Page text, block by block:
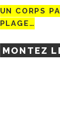
UN CORPS
PLAGE…
MONTEZ